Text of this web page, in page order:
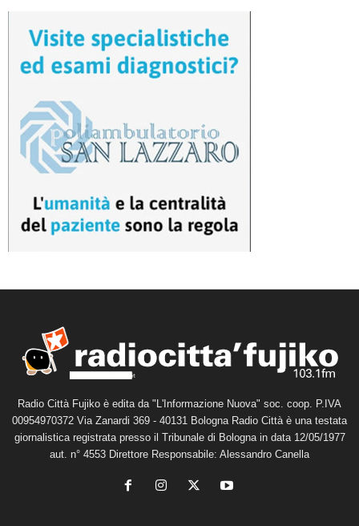
Radio Città Fujiko è edita da "L'Informazione Nuova" soc. coop. P.IVA
00954970372 Via Zanardi 369 - 40131 Bologna Radio Città è una testata
giornalistica registrata presso il Tribunale di Bologna in data 12/05/1977
aut. n° 4553 Direttore Responsabile: Alessandro Canella